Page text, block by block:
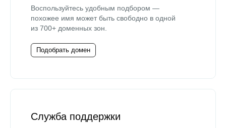
Воспользуйтесь удобным подбором —
похожее имя может быть свободно в одной
из 700+ доменных зон.
Подобрать домен
Служба поддержки